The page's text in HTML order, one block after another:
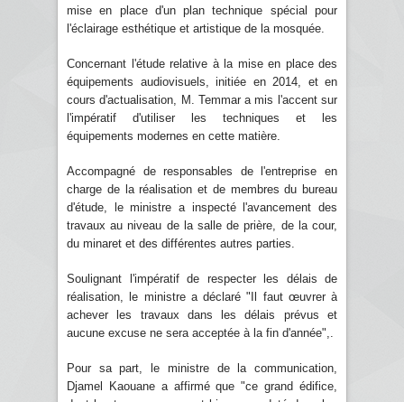
mise en place d'un plan technique spécial pour
l'éclairage esthétique et artistique de la mosquée.
Concernant l'étude relative à la mise en place des
équipements audiovisuels, initiée en 2014, et en
cours d'actualisation, M. Temmar a mis l'accent sur
l'impératif d'utiliser les techniques et les
équipements modernes en cette matière.
Accompagné de responsables de l'entreprise en
charge de la réalisation et de membres du bureau
d'étude, le ministre a inspecté l'avancement des
travaux au niveau de la salle de prière, de la cour,
du minaret et des différentes autres parties.
Soulignant l'impératif de respecter les délais de
réalisation, le ministre a déclaré "Il faut œuvrer à
achever les travaux dans les délais prévus et
aucune excuse ne sera acceptée à la fin d'année",.
Pour sa part, le ministre de la communication,
Djamel Kaouane a affirmé que "ce grand édifice,